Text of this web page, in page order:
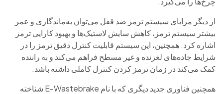
از دیگر مزایای سیستم ترمز ضد قفل می‌توان به‌ماندگاری و عمر
بیشتر سیستم ترمز، کاهش سایش لاستیک‌ها و بهبود کارایی ترمز
اشاره کرد. همچنین، این سیستم قابلیت کنترل دقیق ترمز را در
شرایط جاده‌های لغزنده و غیر مسطح فراهم می‌کند و به‌ راننده
کمک می‌کند در زمان ترمز کردن کنترل کاملی داشته باشد.
همچنین فناوری جدید دیگری که با نام E-Wastebrake شناخته